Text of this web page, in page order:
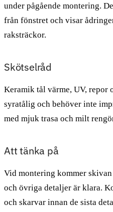
under pågående montering.
från fönstret och visar
raksträckor.
Skötselråd
Keramik tål värme, UV, repor
syratålig och behöver inte
med mjuk trasa och milt
Att tänka på
Vid montering kommer
och övriga detaljer är klara.
och skarvar innan de sista